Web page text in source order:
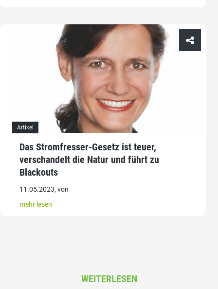
Artikel
Das Stromfresser-Gesetz ist teuer,
verschandelt die Natur und führt zu
Blackouts
11.05.2023, von
mehr lesen
WEITERLESEN